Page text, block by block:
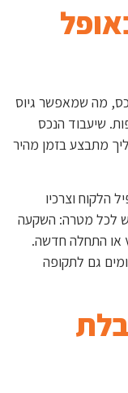
מגובה שווי הנכס, מה שמאפשר גיוס
שיעבוד הנכס
מתבצע בזמן מהיר
הלקוח וצרכיו
לכל מטרה: השקעה
או התחלה חדשה.
גם לתקופה